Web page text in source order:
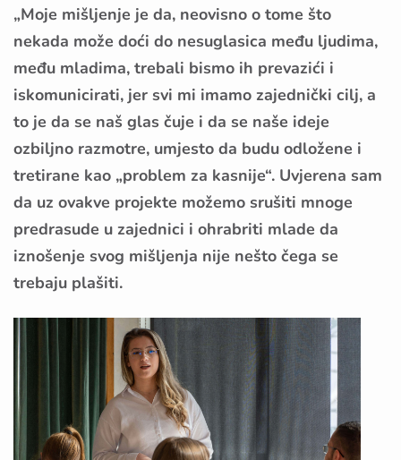
„Moje mišljenje je da, neovisno o tome što
nekada može doći do nesuglasica među ljudima,
među mladima, trebali bismo ih prevazići i
iskomunicirati, jer svi mi imamo zajednički cilj, a
to je da se naš glas čuje i da se naše ideje
ozbiljno razmotre, umjesto da budu odložene i
tretirane kao „problem za kasnije“. Uvjerena sam
da uz ovakve projekte možemo srušiti mnoge
predrasude u zajednici i ohrabriti mlade da
iznošenje svog mišljenja nije nešto čega se
trebaju plašiti.